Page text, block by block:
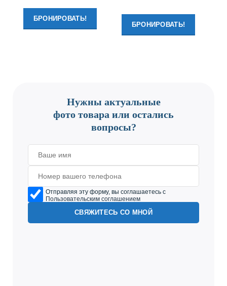
БРОНИРОВАТЬ!
БРОНИРОВАТЬ!
Нужны актуальные
фото товара или остались
вопросы?
Отправляя эту форму, вы соглашаетесь с
Пользовательским соглашением